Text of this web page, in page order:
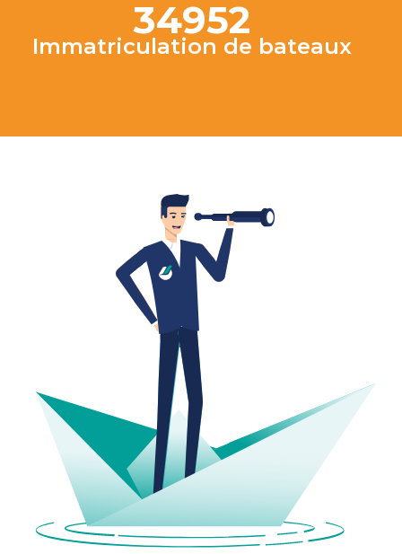
34952
Immatriculation de bateaux